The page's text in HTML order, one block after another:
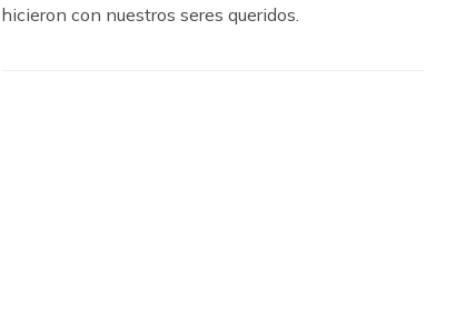
hicieron con nuestros seres queridos.